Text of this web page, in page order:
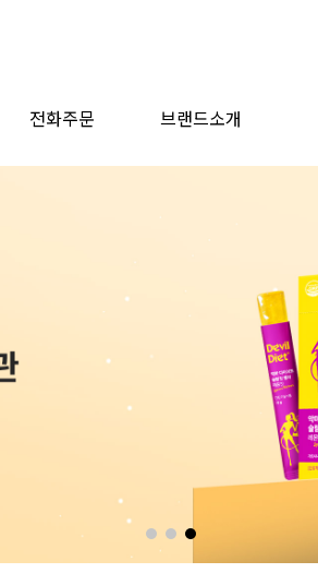
전화주문 브랜드소개